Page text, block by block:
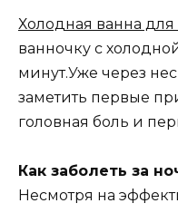
Холодная ванна для
ванночку с
минут.Уже через
заметить первые
головная боль и
Как заболеть за
Несмотря на